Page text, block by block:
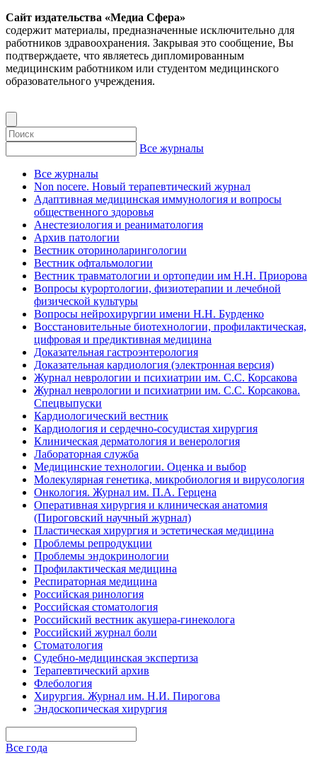
Сайт издательства «Медиа Сфера»
содержит материалы, предназначенные исключительно для
работников здравоохранения. Закрывая это сообщение, Вы
подтверждаете, что являетесь дипломированным
медицинским работником или студентом медицинского
образовательного учреждения.
Все журналы
Все журналы
Non nocere. Новый терапевтический журнал
Адаптивная медицинская иммунология и вопросы
общественного здоровья
Анестезиология и реаниматология
Архив патологии
Вестник оториноларингологии
Вестник офтальмологии
Вестник травматологии и ортопедии им Н.Н. Приорова
Вопросы курортологии, физиотерапии и лечебной
физической культуры
Вопросы нейрохирургии имени Н.Н. Бурденко
Восстановительные биотехнологии, профилактическая,
цифровая и предиктивная медицина
Доказательная гастроэнтерология
Доказательная кардиология (электронная версия)
Журнал неврологии и психиатрии им. С.С. Корсакова
Журнал неврологии и психиатрии им. С.С. Корсакова.
Спецвыпуски
Кардиологический вестник
Кардиология и сердечно-сосудистая хирургия
Клиническая дерматология и венерология
Лабораторная служба
Медицинские технологии. Оценка и выбор
Молекулярная генетика, микробиология и вирусология
Онкология. Журнал им. П.А. Герцена
Оперативная хирургия и клиническая анатомия
(Пироговский научный журнал)
Пластическая хирургия и эстетическая медицина
Проблемы репродукции
Проблемы эндокринологии
Профилактическая медицина
Респираторная медицина
Российская ринология
Российская стоматология
Российский вестник акушера-гинеколога
Российский журнал боли
Стоматология
Судебно-медицинская экспертиза
Терапевтический архив
Флебология
Хирургия. Журнал им. Н.И. Пирогова
Эндоскопическая хирургия
Все года